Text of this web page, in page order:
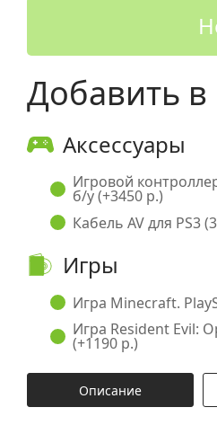
Добавить в
Аксессуары
Игровой
б/у (+3450 р.)
Кабель AV для PS3
Игры
Игра Minecraft.
Игра Resident Evil:
(+1190 р.)
Описание